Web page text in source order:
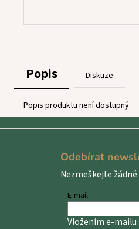
Popis Diskuze
Popis produktu není dostupný
Odebírat
Nezmeškejte
E-mail
Vložením e-mailu